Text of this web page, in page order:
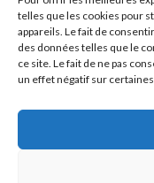
telles que les cookies pour
appareils. Le fait de
des données telles que le
ce site. Le fait de ne pas
un effet négatif sur
Livraison 24/